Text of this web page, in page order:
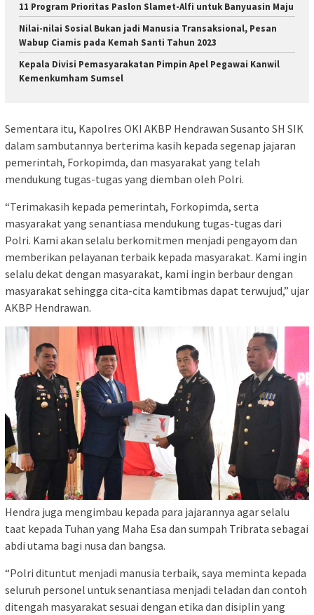
11 Program Prioritas Paslon Slamet-Alfi untuk Banyuasin Maju
Nilai-nilai Sosial Bukan jadi Manusia Transaksional, Pesan
Wabup Ciamis pada Kemah Santi Tahun 2023
Kepala Divisi Pemasyarakatan Pimpin Apel Pegawai Kanwil
Kemenkumham Sumsel
Sementara itu, Kapolres OKI AKBP Hendrawan Susanto SH SIK
dalam sambutannya berterima kasih kepada segenap jajaran
pemerintah, Forkopimda, dan masyarakat yang telah
mendukung tugas-tugas yang diemban oleh Polri.
“Terimakasih kepada pemerintah, Forkopimda, serta
masyarakat yang senantiasa mendukung tugas-tugas dari
Polri. Kami akan selalu berkomitmen menjadi pengayom dan
memberikan pelayanan terbaik kepada masyarakat. Kami ingin
selalu dekat dengan masyarakat, kami ingin berbaur dengan
masyarakat sehingga cita-cita kamtibmas dapat terwujud,” ujar
AKBP Hendrawan.
Hendra juga mengimbau kepada para jajarannya agar selalu
taat kepada Tuhan yang Maha Esa dan sumpah Tribrata sebagai
abdi utama bagi nusa dan bangsa.
“Polri dituntut menjadi manusia terbaik, saya meminta kepada
seluruh personel untuk senantiasa menjadi teladan dan contoh
ditengah masyarakat sesuai dengan etika dan disiplin yang